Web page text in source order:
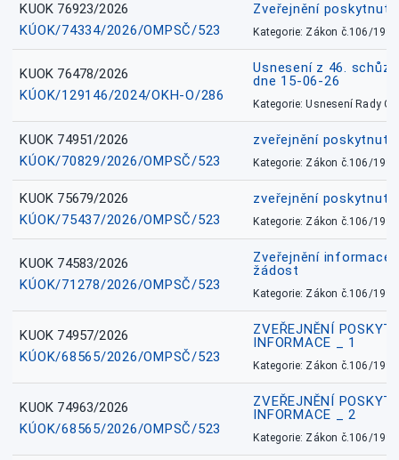
KUOK 76923/2026
KÚOK/74334/2026/OMPSČ/523
Zveřejnění
Kategorie: Zákon č.106/1999
KUOK 76478/2026
KÚOK/129146/2024/OKH-O/286
Usnesení z 46.
dne 15-06-26
Kategorie: Usnesení Rady
KUOK 74951/2026
KÚOK/70829/2026/OMPSČ/523
zveřejnění
Kategorie: Zákon č.106/1999
KUOK 75679/2026
KÚOK/75437/2026/OMPSČ/523
zveřejnění
Kategorie: Zákon č.106/1999
KUOK 74583/2026
KÚOK/71278/2026/OMPSČ/523
Zveřejnění informace
žádost
Kategorie: Zákon č.106/1999
KUOK 74957/2026
KÚOK/68565/2026/OMPSČ/523
ZVEŘEJNĚNÍ
INFORMACE _ 1
Kategorie: Zákon č.106/1999
KUOK 74963/2026
KÚOK/68565/2026/OMPSČ/523
ZVEŘEJNĚNÍ
INFORMACE _ 2
Kategorie: Zákon č.106/1999